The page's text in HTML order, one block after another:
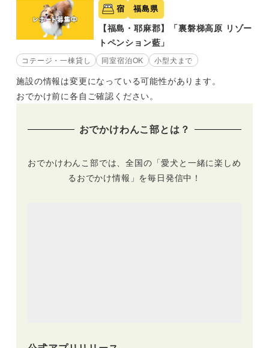
宿 福島県
【福島・耶麻郡】「裏磐梯高原 リゾー
トペンション藍」
コテージ・一棟貸し 同室宿泊OK 小型犬まで
施設の情報は変更になっている可能性があります。
おでかけ前に各自ご確認ください。
おでかけわんこ部とは？
おでかけわんこ部では、全国の「愛犬と一緒に楽しめ
るおでかけ情報」を毎日発信中！